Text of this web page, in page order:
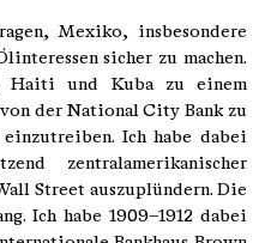
Mexiko, insbesondere
sicher zu machen.
Haiti und Kuba zu einem
der National City Bank zu
Ich habe dabei
zentralamerikanischer
Street auszuplündern. Die
Ich habe 1909–1912 dabei